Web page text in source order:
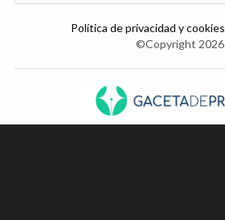
Política de privacidad y cookies
©Copyright 2026